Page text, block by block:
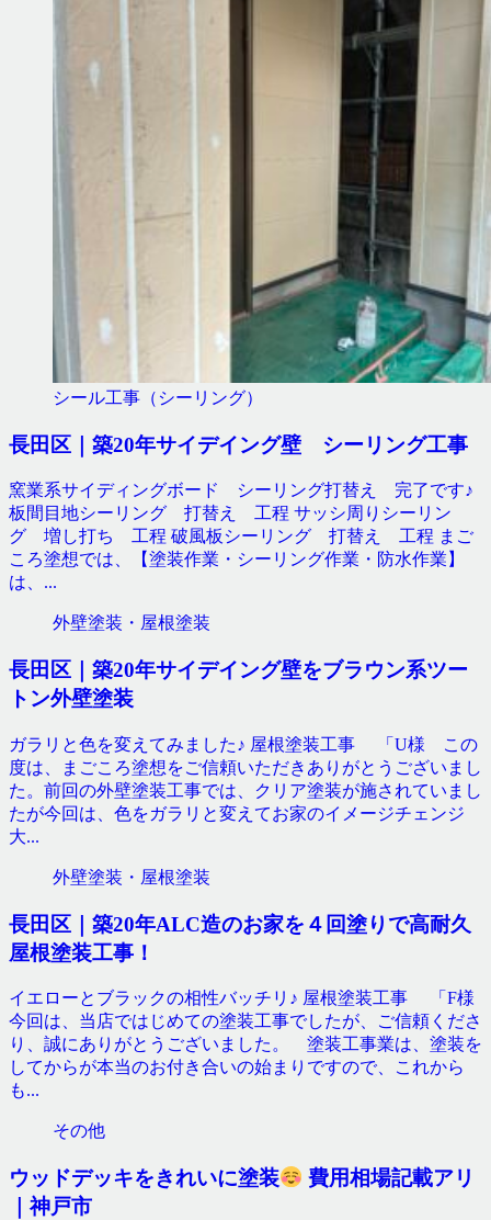
シール工事（シーリング）
長田区｜築20年サイデイング壁 シーリング工事
窯業系サイディングボード シーリング打替え 完了です♪
板間目地シーリング 打替え 工程 サッシ周りシーリン
グ 増し打ち 工程 破風板シーリング 打替え 工程 まご
ころ塗想では、【塗装作業・シーリング作業・防水作業】
は、...
外壁塗装・屋根塗装
長田区｜築20年サイデイング壁をブラウン系ツー
トン外壁塗装
ガラリと色を変えてみました♪ 屋根塗装工事 「U様 この
度は、まごころ塗想をご信頼いただきありがとうございまし
た。前回の外壁塗装工事では、クリア塗装が施されていまし
たが今回は、色をガラリと変えてお家のイメージチェンジ
大...
外壁塗装・屋根塗装
長田区｜築20年ALC造のお家を４回塗りで高耐久
屋根塗装工事！
イエローとブラックの相性バッチリ♪ 屋根塗装工事 「F様
今回は、当店ではじめての塗装工事でしたが、ご信頼くださ
り、誠にありがとうございました。 塗装工事業は、塗装を
してからが本当のお付き合いの始まりですので、これから
も...
その他
ウッドデッキをきれいに塗装
費用相場記載アリ
｜神戸市